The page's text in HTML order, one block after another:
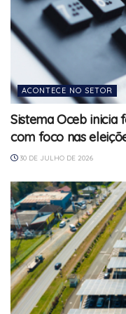
ACONTECE NO SETOR
Sistema Oceb inicia
com foco nas
30 DE JULHO DE 2026